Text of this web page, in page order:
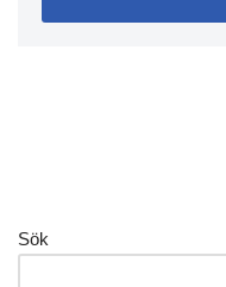
Sök